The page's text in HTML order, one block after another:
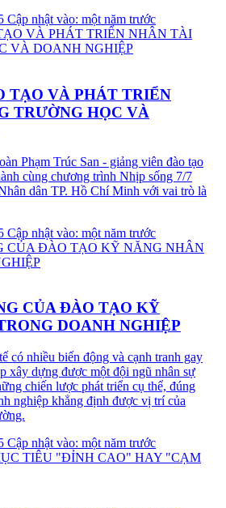
Cập nhật vào: một năm trước
TẠO VÀ PHÁT TRIỂN
TRƯỜNG HỌC VÀ
Phạm Trúc San - giảng viên đào tạo
cùng chương trình Nhịp sống 7/7
dân TP. Hồ Chí Minh với vai trò là
Cập nhật vào: một năm trước
CỦA ĐÀO TẠO KỸ
DOANH NGHIỆP
có nhiều biến động và cạnh tranh gay
xây dựng được một đội ngũ nhân sự
chiến lược phát triển cụ thể, đúng
nghiệp khẳng định được vị trí của
Cập nhật vào: một năm trước